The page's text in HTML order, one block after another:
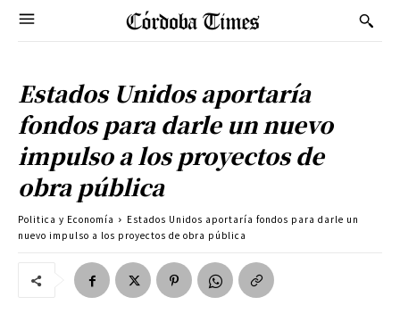
Estados Unidos aportaría
fondos para darle un nuevo
impulso a los proyectos de
obra pública
Politica y Economía
Estados Unidos aportaría fondos para darle un
nuevo impulso a los proyectos de obra pública